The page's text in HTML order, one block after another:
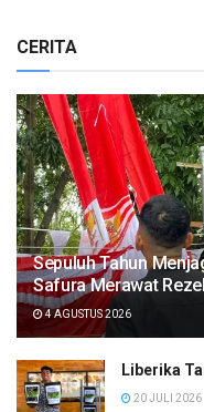
CERITA
Sepuluh Tahun
Safura Merawat
4 AGUSTUS 2026
Liberika
20 JULI 2026